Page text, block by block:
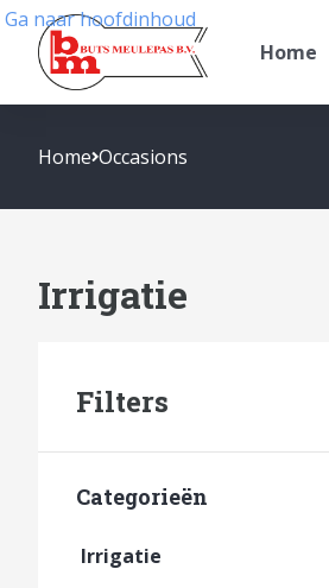
Ga naar hoofdinhoud
Home
Home Occasions
Irrigatie
Filters
Categorieën
Irrigatie